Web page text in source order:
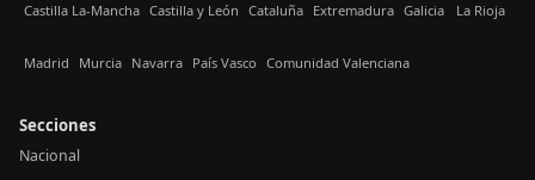
Castilla La-Mancha Castilla y León Cataluña Extremadura Galicia La Rioja
Madrid Murcia Navarra País Vasco Comunidad Valenciana
Secciones
Nacional